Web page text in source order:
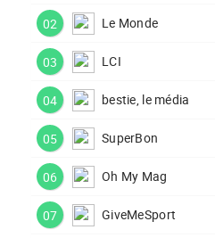
02 Le Monde
03 LCI
04 bestie, le média
05 SuperBon
06 Oh My Mag
07 GiveMeSport